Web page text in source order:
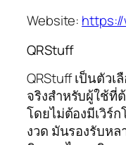
Website:
QRStuff
QRStuff เป็นตัว
จริงสำหรับผู้ใช้ที่
โดยไม่ต้องมีเวิร์
งวด มันรองรับหล